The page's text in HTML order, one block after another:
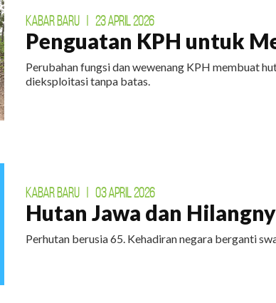
KABAR BARU 23 APRIL 2026
Penguatan KPH untuk
Perubahan fungsi dan wewenang KPH membuat
dieksploitasi tanpa batas.
KABAR BARU 03 APRIL 2026
Hutan Jawa dan
Perhutan berusia 65. Kehadiran negara berganti